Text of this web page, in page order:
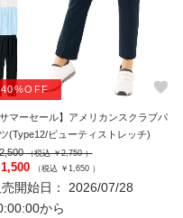
40%OFF favorite
サマーセール】アメリカンスクラブパ
(Type12/ビューティストレッチ)
（税込 ￥2,750 ）
1,500 （税込 ￥1,650 ）
売開始日： 2026/07/28
から